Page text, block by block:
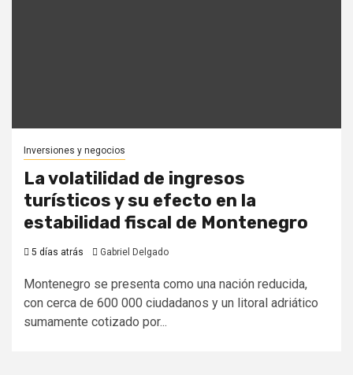
Inversiones y negocios
La volatilidad de ingresos
turísticos y su efecto en la
estabilidad fiscal de Montenegro
5 días atrás Gabriel Delgado
Montenegro se presenta como una nación reducida,
con cerca de 600 000 ciudadanos y un litoral adriático
sumamente cotizado por...